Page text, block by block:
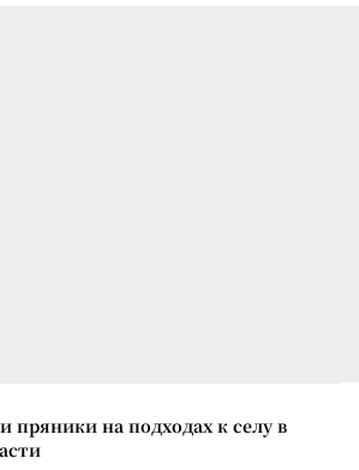
пряники на подходах к селу в